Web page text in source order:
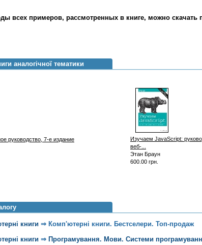
всех примеров, рассмотренных в книге, можно скачать
аналогічної тематики
руководство, 7-е издание
Изучаем JavaScript:
веб-...
Этан Браун
600.00 грн.
книги ⇒ Комп'ютерні книги. Бестселери. Топ-продаж
книги ⇒ Програмування. Мови. Системи